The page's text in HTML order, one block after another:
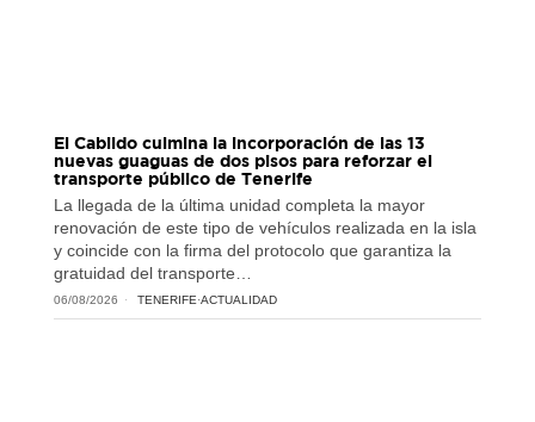
El Cabildo culmina la incorporación de las 13
nuevas guaguas de dos pisos para reforzar el
transporte público de Tenerife
La llegada de la última unidad completa la mayor
renovación de este tipo de vehículos realizada en la isla
y coincide con la firma del protocolo que garantiza la
gratuidad del transporte…
06/08/2026 TENERIFE·ACTUALIDAD